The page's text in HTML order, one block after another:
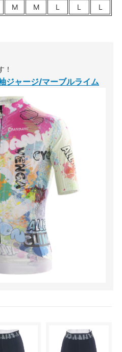
M M L L L
！
ジャージ/マーブルライム